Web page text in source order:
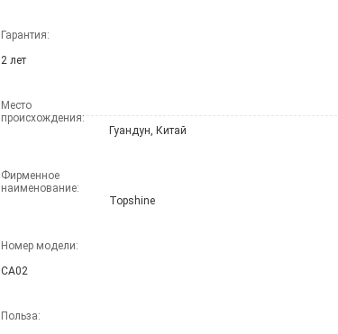
Гарантия:
2 лет
Место
происхождения:
Гуандун, Китай
Фирменное
наименование:
Topshine
Номер модели:
CA02
Польза: